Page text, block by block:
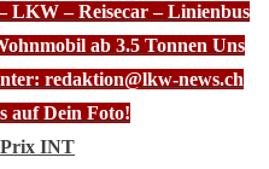
LKW – Reisecar – Linienbus
ab 3.5 Tonnen Uns
redaktion@lkw-news.ch
auf Dein Foto!
INT